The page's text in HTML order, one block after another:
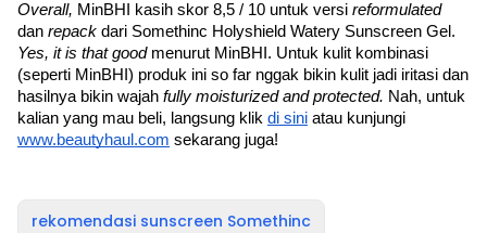
Overall, MinBHI kasih skor 8,5 / 10 untuk versi
reformulated
dan repack
Yes, it is that good menurut MinBHI. Untuk kulit kombinasi
(seperti MinBHI) produk ini so far nggak bikin kulit jadi iritasi dan
hasilnya bikin wajah fully moisturized and protected. Nah, untuk
kalian yang mau beli, langsung klik di sini
www.beautyhaul.com sekarang juga!
rekomendasi sunscreen Somethinc